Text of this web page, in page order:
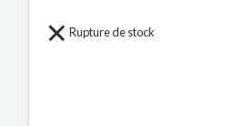
Rupture de stock